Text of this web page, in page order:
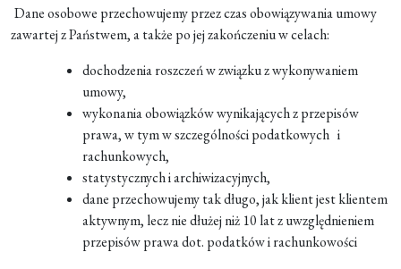
Dane osobowe przechowujemy przez czas obowiązywania umowy
zawartej z Państwem, a także po jej zakończeniu w celach:
dochodzenia roszczeń w związku z wykonywaniem
umowy,
wykonania obowiązków wynikających z przepisów
prawa, w tym w szczególności podatkowych i
rachunkowych,
statystycznych i archiwizacyjnych,
dane przechowujemy tak długo, jak klient jest klientem
aktywnym, lecz nie dłużej niż 10 lat z uwzględnieniem
przepisów prawa dot. podatków i rachunkowości